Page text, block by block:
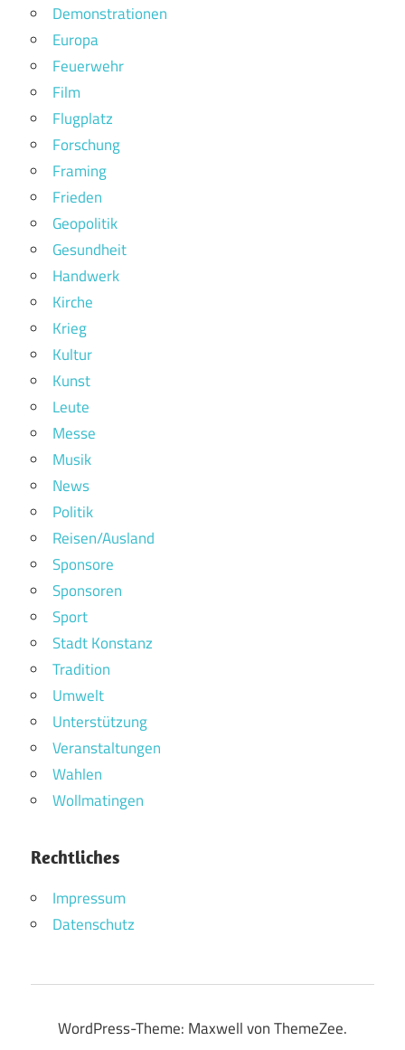
Demonstrationen
Europa
Feuerwehr
Film
Flugplatz
Forschung
Framing
Frieden
Geopolitik
Gesundheit
Handwerk
Kirche
Krieg
Kultur
Kunst
Leute
Messe
Musik
News
Politik
Reisen/Ausland
Sponsore
Sponsoren
Sport
Stadt Konstanz
Tradition
Umwelt
Unterstützung
Veranstaltungen
Wahlen
Wollmatingen
Rechtliches
Impressum
Datenschutz
WordPress-Theme: Maxwell von ThemeZee.